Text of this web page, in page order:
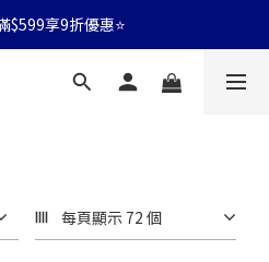
$599享9折優惠⭐
$599享9折優惠⭐
全店享免運🚛
每頁顯示 72 個